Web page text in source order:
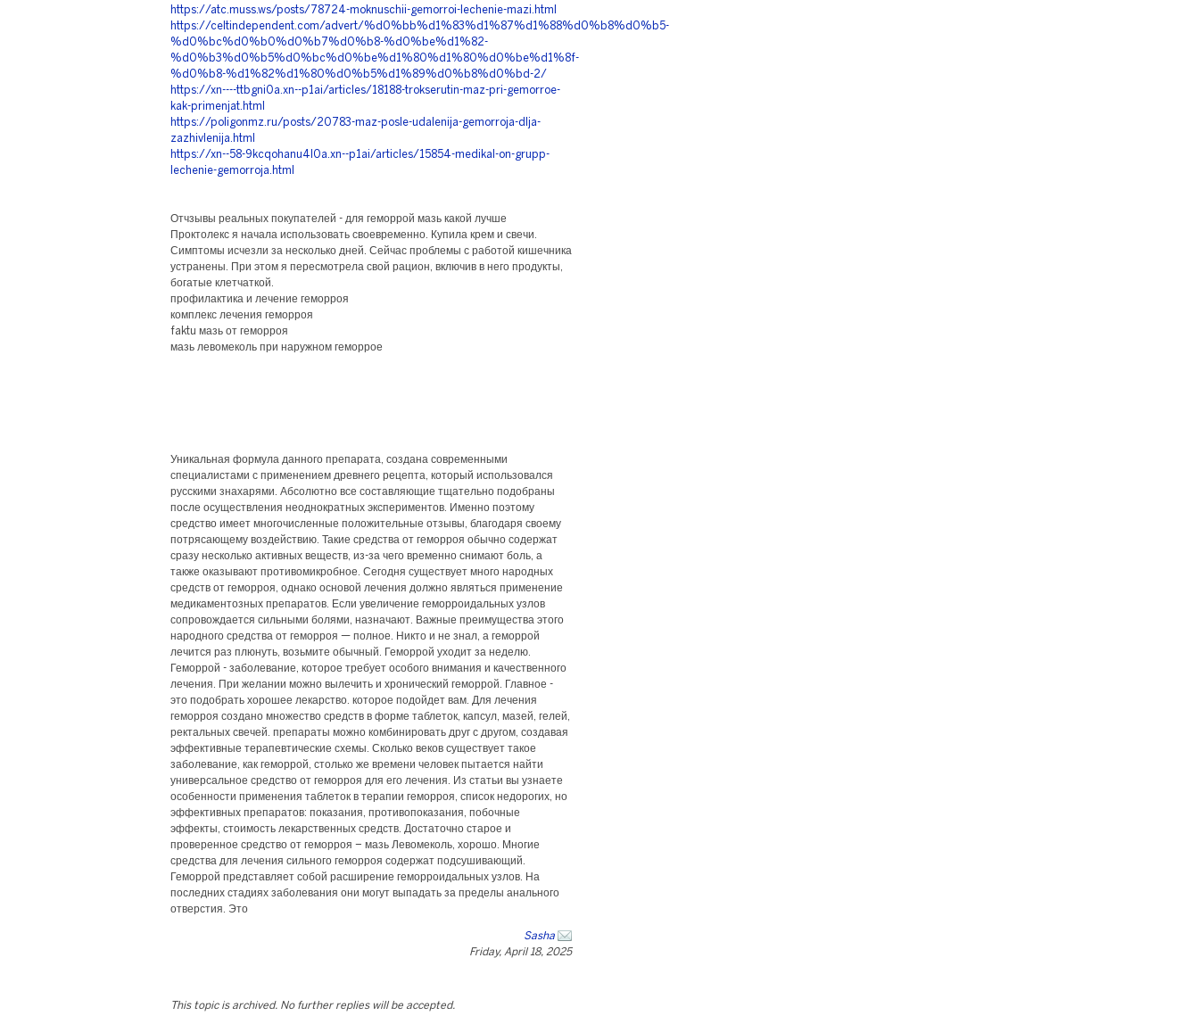
https://atc.muss.ws/posts/78724-moknuschii-gemorroi-lechenie-mazi.html
https://celtindependent.com/advert/%d0%bb%d1%83%d1%87%d1%88%d0%b8%d0%b5-
%d0%bc%d0%b0%d0%b7%d0%b8-%d0%be%d1%82-
%d0%b3%d0%b5%d0%bc%d0%be%d1%80%d1%80%d0%be%d1%8f-
%d0%b8-%d1%82%d1%80%d0%b5%d1%89%d0%b8%d0%bd-2/
https://xn----ttbgni0a.xn--p1ai/articles/18188-trokserutin-maz-pri-gemorroe-
kak-primenjat.html
https://poligonmz.ru/posts/20783-maz-posle-udalenija-gemorroja-dlja-
zazhivlenija.html
https://xn--58-9kcqohanu4l0a.xn--p1ai/articles/15854-medikal-on-grupp-
lechenie-gemorroja.html
Отчзывы реальных покупателей - для геморрой мазь какой лучше
Проктолекс я начала использовать своевременно. Купила крем и свечи.
Симптомы исчезли за несколько дней. Сейчас проблемы с работой кишечника
устранены. При этом я пересмотрела свой рацион, включив в него продукты,
богатые клетчаткой.
профилактика и лечение геморроя
комплекс лечения геморроя
faktu мазь от геморроя
мазь левомеколь при наружном геморрое
Уникальная формула данного препарата, создана современными
специалистами с применением древнего рецепта, который использовался
русскими знахарями. Абсолютно все составляющие тщательно подобраны
после осуществления неоднократных экспериментов. Именно поэтому
средство имеет многочисленные положительные отзывы, благодаря своему
потрясающему воздействию. Такие средства от геморроя обычно содержат
сразу несколько активных веществ, из-за чего временно снимают боль, а
также оказывают противомикробное. Сегодня существует много народных
средств от геморроя, однако основой лечения должно являться применение
медикаментозных препаратов. Если увеличение геморроидальных узлов
сопровождается сильными болями, назначают. Важные преимущества этого
народного средства от геморроя — полное. Никто и не знал, а геморрой
лечится раз плюнуть, возьмите обычный. Геморрой уходит за неделю.
Геморрой - заболевание, которое требует особого внимания и качественного
лечения. При желании можно вылечить и хронический геморрой. Главное -
это подобрать хорошее лекарство. которое подойдет вам. Для лечения
геморроя создано множество средств в форме таблеток, капсул, мазей, гелей,
ректальных свечей. препараты можно комбинировать друг с другом, создавая
эффективные терапевтические схемы. Сколько веков существует такое
заболевание, как геморрой, столько же времени человек пытается найти
универсальное средство от геморроя для его лечения. Из статьи вы узнаете
особенности применения таблеток в терапии геморроя, список недорогих, но
эффективных препаратов: показания, противопоказания, побочные
эффекты, стоимость лекарственных средств. Достаточно старое и
проверенное средство от геморроя – мазь Левомеколь, хорошо. Многие
средства для лечения сильного геморроя содержат подсушивающий.
Геморрой представляет собой расширение геморроидальных узлов. На
последних стадиях заболевания они могут выпадать за пределы анального
отверстия. Это
Sasha
Friday, April 18, 2025
This topic is archived. No further replies will be accepted.